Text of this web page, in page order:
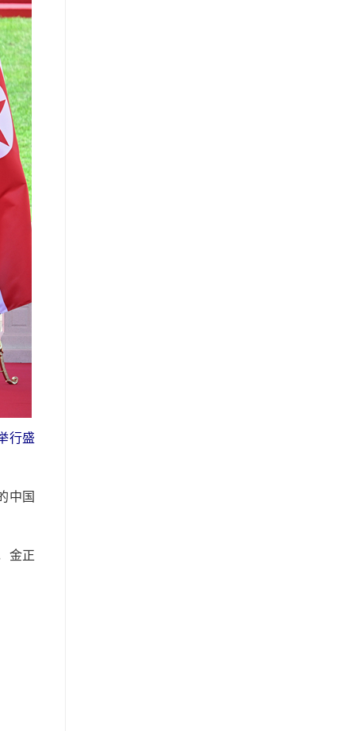
行盛
中国
金正